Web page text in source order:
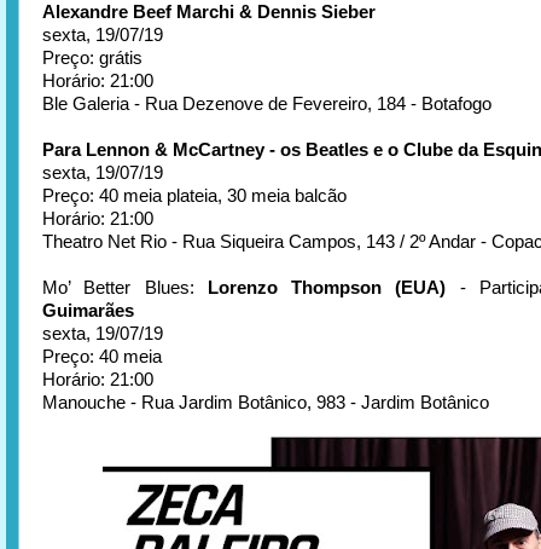
Alexandre Beef Marchi & Dennis Sieber
sexta, 19/07/19
Preço: grátis
Horário: 21:00
Ble Galeria - Rua Dezenove de Fevereiro, 184 - Botafogo
Para Lennon & McCartney - os Beatles e o Clube da
sexta, 19/07/19
Preço: 40 meia plateia, 30 meia balcão
Horário: 21:00
Theatro Net Rio - Rua Siqueira Campos, 143 / 2º Andar -
Mo’ Better Blues: Lorenzo Thompson (EUA) -
Guimarães
sexta, 19/07/19
Preço: 40 meia
Horário: 21:00
Manouche - Rua Jardim Botânico, 983 - Jardim Botânico